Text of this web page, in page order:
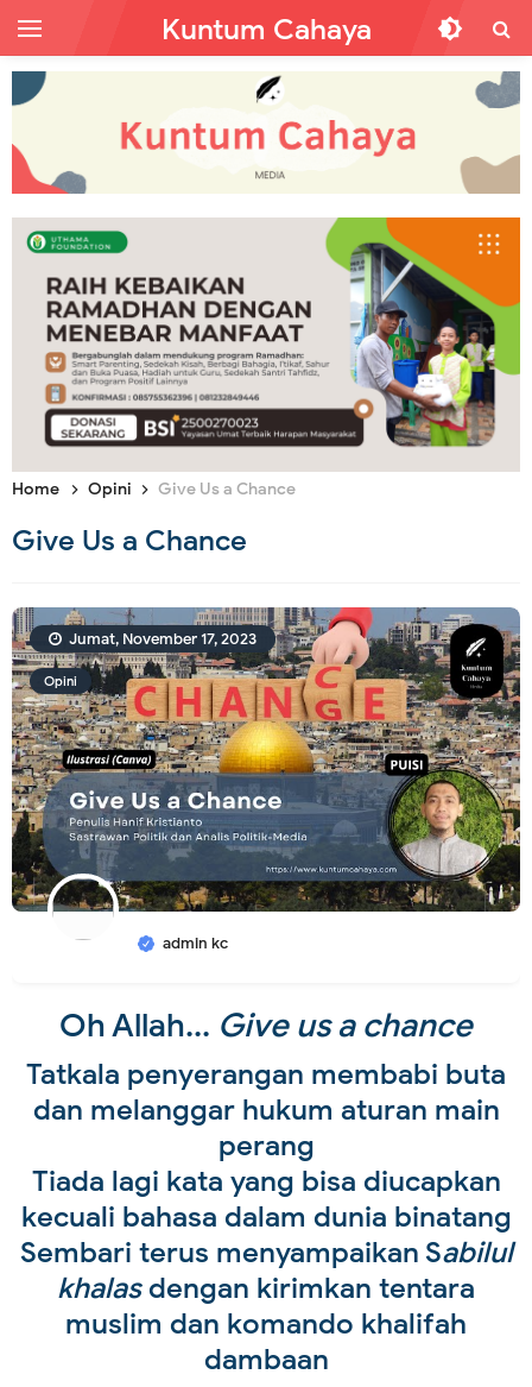
Kuntum Cahaya
Home Opini Give Us a Chance
Give Us a Chance
Opini
admin kc
Jumat, November 17, 2023
Oh Allah... Give us a chance
Tatkala penyerangan membabi buta
dan melanggar hukum aturan main
perang
Tiada lagi kata yang bisa diucapkan
kecuali bahasa dalam dunia binatang
Sembari terus menyampaikan Sabilul
khalasdengan kirimkan tentara
muslim dan komando khalifah
dambaan